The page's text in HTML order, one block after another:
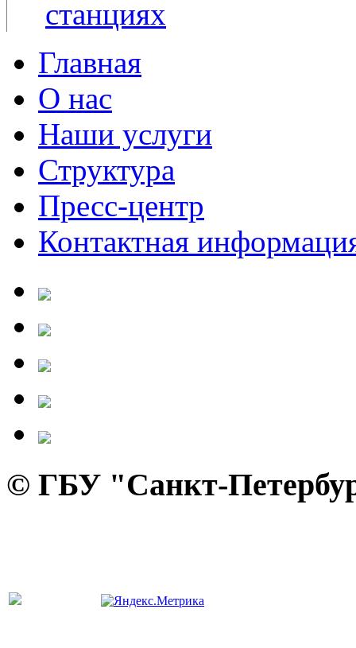
Главная
О нас
Наши услуги
Структура
Пресс-центр
Контактная
© ГБУ "Санкт-